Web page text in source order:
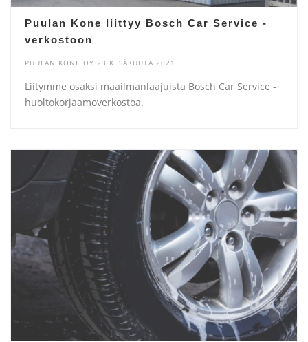
Puulan Kone liittyy Bosch Car Service -
verkostoon
PUULAN KONE OY·23 KESÄKUUTA 2021
Liitymme osaksi maailmanlaajuista Bosch Car Service -
huoltokorjaamoverkostoa.